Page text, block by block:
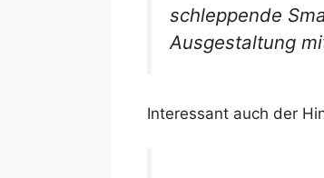
schleppende
Ausgestaltung
Interessant auch der